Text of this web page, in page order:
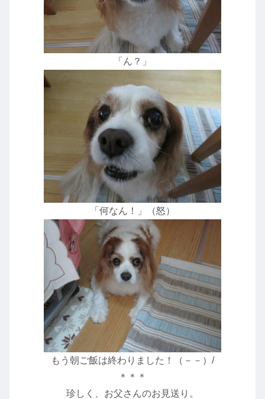
「ん？」
「何なん！」（怒）
もう朝ご飯は終わりました！（－－）/
＊＊＊
珍しく、お父さんのお見送り。